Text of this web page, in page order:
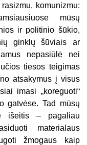
komunizmu:
mūsų
ir politinio šūkio,
ginklų šūviais ar
nepasiūlė nei
tiesos teigimas
atsakymus į visus
imasi „koreguoti“
gatvėse. Tad mūsų
išeitis – pagaliau
materialaus
žmogaus kaip